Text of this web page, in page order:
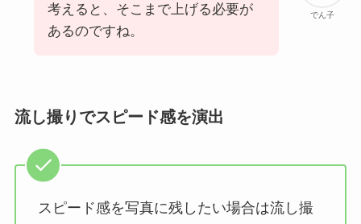
でん子
考えると、そこまで上げる必要が
あるのですね。
流し撮りでスピード感を演出
スピード感を写真に残したい場合は流し撮